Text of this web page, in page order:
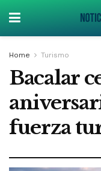
Home Turismo
Bacalar
fuerza